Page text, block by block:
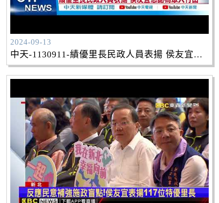
2024-09-13
中天-1130911-績優里長民政人員表揚 侯友宜感謝為眾人付出